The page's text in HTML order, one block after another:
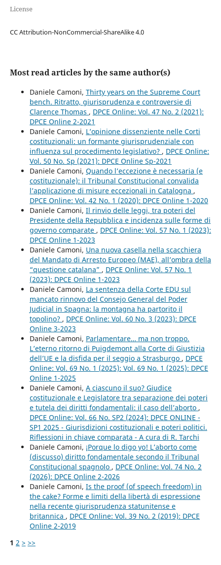
License
CC Attribution-NonCommercial-ShareAlike 4.0
Most read articles by the same author(s)
Daniele Camoni, Thirty years on the Supreme Court
bench. Ritratto, giurisprudenza e controversie di
Clarence Thomas , DPCE Online: Vol. 47 No. 2 (2021):
DPCE Online 2-2021
Daniele Camoni, L’opinione dissenziente nelle Corti
costituzionali: un formante giurisprudenziale con
influenza sul procedimento legislativo? , DPCE Online:
Vol. 50 No. Sp (2021): DPCE Online Sp-2021
Daniele Camoni, Quando l’eccezione è necessaria (e
costituzionale): il Tribunal Constitucional convalida
l’applicazione di misure eccezionali in Catalogna ,
DPCE Online: Vol. 42 No. 1 (2020): DPCE Online 1-2020
Daniele Camoni, Il rinvio delle leggi, tra poteri del
Presidente della Repubblica e incidenza sulle forme di
governo comparate , DPCE Online: Vol. 57 No. 1 (2023):
DPCE Online 1-2023
Daniele Camoni, Una nuova casella nella scacchiera
del Mandato di Arresto Europeo (MAE), all’ombra della
“questione catalana” , DPCE Online: Vol. 57 No. 1
(2023): DPCE Online 1-2023
Daniele Camoni, La sentenza della Corte EDU sul
mancato rinnovo del Consejo General del Poder
Judicial in Spagna: la montagna ha partorito il
topolino? , DPCE Online: Vol. 60 No. 3 (2023): DPCE
Online 3-2023
Daniele Camoni, Parlamentare… ma non troppo.
L’eterno ritorno di Puigdemont alla Corte di Giustizia
dell’UE e la disfida per il seggio a Strasburgo , DPCE
Online: Vol. 69 No. 1 (2025): Vol. 69 No. 1 (2025): DPCE
Online 1-2025
Daniele Camoni, A ciascuno il suo? Giudice
costituzionale e Legislatore tra separazione dei poteri
e tutela dei diritti fondamentali: il caso dell’aborto ,
DPCE Online: Vol. 66 No. SP2 (2024): DPCE ONLINE -
SP1 2025 - Giurisdizioni costituzionali e poteri politici.
Riflessioni in chiave comparata - A cura di R. Tarchi
Daniele Camoni, ¡Porque lo digo yo! L’aborto come
(discusso) diritto fondamentale secondo il Tribunal
Constitucional spagnolo , DPCE Online: Vol. 74 No. 2
(2026): DPCE Online 2-2026
Daniele Camoni, Is the proof (of speech freedom) in
the cake? Forme e limiti della libertà di espressione
nella recente giurisprudenza statunitense e
britannica , DPCE Online: Vol. 39 No. 2 (2019): DPCE
Online 2-2019
1 2 > >>